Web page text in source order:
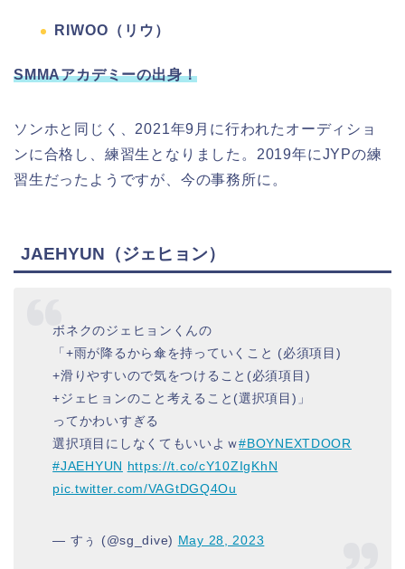
RIWOO（リウ）
SMMAアカデミーの出身！
ソンホと同じく、2021年9月に行われたオーディショ
ンに合格し、練習生となりました。2019年にJYPの練
習生だったようですが、今の事務所に。
JAEHYUN（ジェヒョン）
ボネクのジェヒョンくんの
「+雨が降るから傘を持っていくこと (必須項目)
+滑りやすいので気をつけること(必須項目)
+ジェヒョンのこと考えること(選択項目)」
ってかわいすぎる
選択項目にしなくてもいいよｗ#BOYNEXTDOOR
#JAEHYUN https://t.co/cY10ZIgKhN
pic.twitter.com/VAGtDGQ4Ou
— すぅ (@sg_dive) May 28, 2023